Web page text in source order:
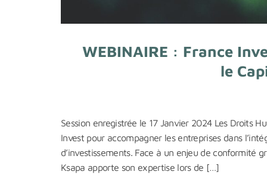
WEBINAIRE : France
le
Session enregistrée le 17 Janvier 2024 Les Droits
Invest pour accompagner les entreprises dans
d’investissements. Face à un enjeu de conformité
Ksapa apporte son expertise lors de […]